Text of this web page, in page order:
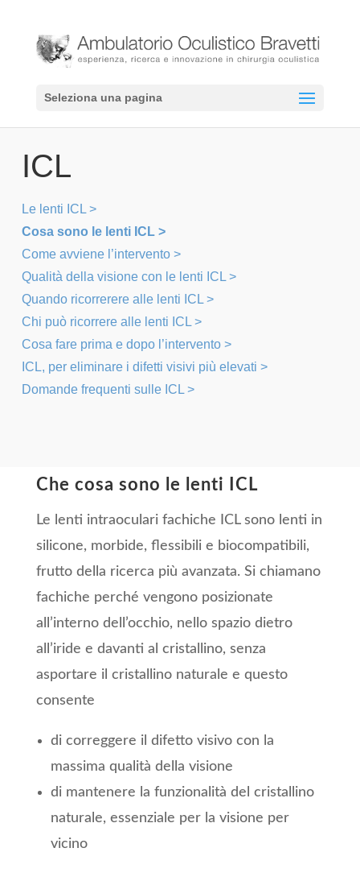
Seleziona una pagina
ICL
Le lenti ICL >
Cosa sono le lenti ICL >
Come avviene l’intervento >
Qualità della visione con le lenti ICL >
Quando ricorrerere alle lenti ICL >
Chi può ricorrere alle lenti ICL >
Cosa fare prima e dopo l’intervento >
ICL, per eliminare i difetti visivi più elevati >
Domande frequenti sulle ICL >
Che cosa sono le lenti ICL
Le lenti intraoculari fachiche ICL sono lenti in
silicone, morbide, flessibili e biocompatibili,
frutto della ricerca più avanzata. Si chiamano
fachiche perché vengono posizionate
all’interno dell’occhio, nello spazio dietro
all’iride e davanti al cristallino, senza
asportare il cristallino naturale e questo
consente
di correggere il difetto visivo con la
massima qualità della visione
di mantenere la funzionalità del cristallino
naturale, essenziale per la visione per
vicino